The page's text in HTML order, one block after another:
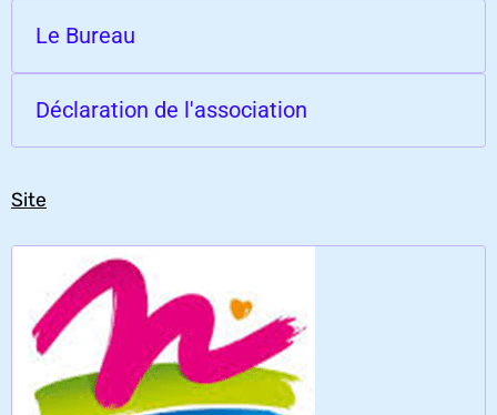
Le Bureau
Déclaration de l'association
Site